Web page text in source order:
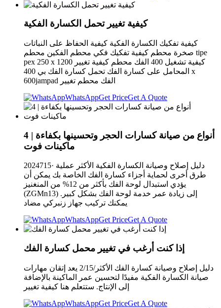
كيفية تغيير تحمل الكسارة الفكية
كيفية تفكيك الكسارة الفكية كيفية الحفاظ على النباتات
صخرة محطم كيفية تفكيك فكي محطم الفكين محطم tipe
pex 250 x 1200 كيفية تشغيل 400 الفك محطم كيفية تغيير
المحامل على كسارة الفك تحمل كسارة الفك بي 400 x
600jampad الفك محطم تغيير
WhatsAppGet PriceGet A Quote
4 أنواع من صيانة كسارات الحجر وتحسينها بكفاءة |
ماكينات فوت
2024715· دليل إصلاح وصيانة الكسارة الفكية الأكثر عملية
طرق أخرى لحماية أجزاء كسارة الفك الخاصة بك يمكن أن
يؤدي استبدال لوحة الفك بأكثر من 12% من المنغنيز
(ZGMn13) إلى زيادة عمر خدمة لوحة الفك بشكل كبير.
يمكنك تركيب جهاز زنبركي مضاد
WhatsAppGet PriceGet A Quote
إذا كنت أرغب في تغيير محمل كسارة الفك
دليل إصلاح وصيانة كسارة الفك الأكثر/2/15 يعد إتقان مهارات
صيانة الكسارة الفكية مفيدًا لتحسين عمر الماكينة بالإضافة
إلى الإنتاج. ستتعلم هنا كيفية تغيير
WhatsAppGet PriceGet A Quote